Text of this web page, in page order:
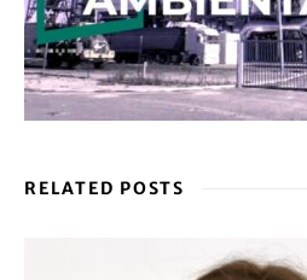
RELATED POSTS